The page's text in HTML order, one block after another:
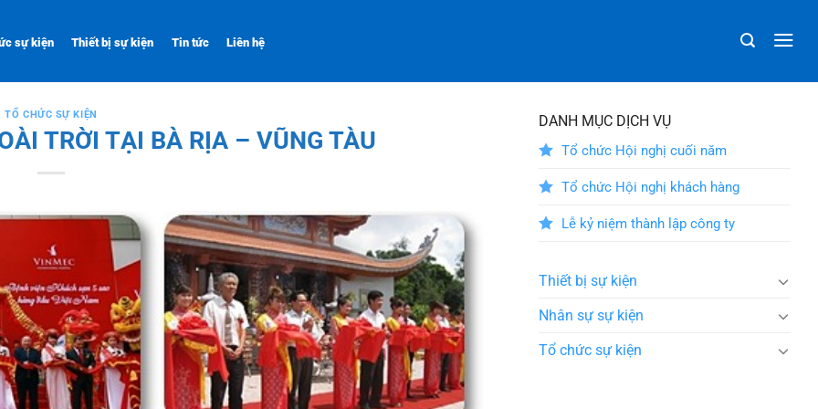
sự kiện Thiết bị sự kiện Tin tức Liên hệ
TỔ CHỨC SỰ KIỆN
TRỜI TẠI BÀ RỊA – VŨNG TÀU
DANH MỤC DỊCH VỤ
Tổ chức Hội nghị cuối năm
Tổ chức Hội nghị khách hàng
Lễ kỷ niệm thành lập công ty
Thiết bị sự kiện
Nhân sự sự kiện
Tổ chức sự kiện